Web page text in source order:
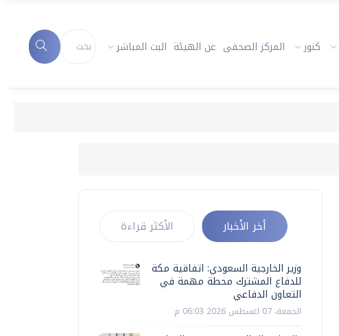
كنوز المركز الصحفى عن الهيئة البث المباشر
أخر الأخبار الأكثر قراءة
وزير الخارجية السعودي: اتفاقية مكة
للدفاع المشترك محطة مهمة في
التعاون الدفاعي
الجمعة، 07 اغسطس 2026 06:03 م